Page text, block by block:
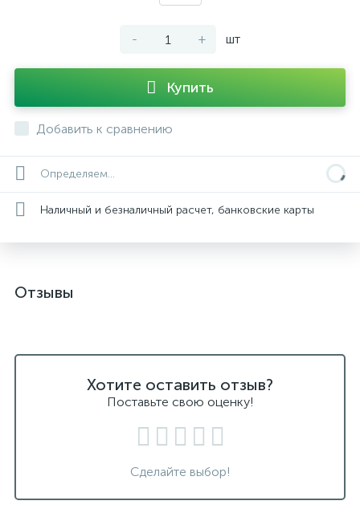
- + шт
Купить
Добавить к сравнению
Определяем...
Наличный и безналичный расчет, банковские карты
Отзывы
Хотите оставить отзыв?
Поставьте свою оценку!
Сделайте выбор!